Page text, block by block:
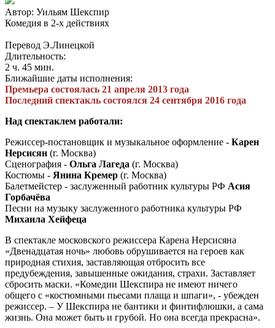
Автор: Уильям Шекспир
Комедия в 2-х действиях
Перевод Э.Линецкой
Длительность:
2 ч. 45 мин.
Ближайшие даты исполнения:
Премьера состоялась 21 апреля 2013 года
Последний спектакль состоялся 24 сентября 2016 года
Над спектаклем работали:
Режиссер-постановщик и музыкальное оформление - Карен
Нерсисян (г. Москва)
Сценография - Ольга Лагеда (г. Москва)
Костюмы - Янина Кремер (г. Москва)
Балетмейстер - заслуженный работник культуры РФ Асия
Горбачёва
Песни на музыку заслуженного работника культуры РФ
Михаила Хейфеца
В спектакле московского режиссера Карена Нерсисяна
«Двенадцатая ночь» любовь обрушивается на героев как
природная стихия, заставляющая отбросить все
предубеждения, завышенные ожидания, страхи. Заставляет
сбросить маски. «Комедии Шекспира не имеют ничего
общего с «костюмными пьесами плаща и шпаги», - убежден
режиссер. – У Шекспира не бантики и финтифлюшки, а сама
жизнь. Она может быть и грубой. Но она всегда прекрасна».